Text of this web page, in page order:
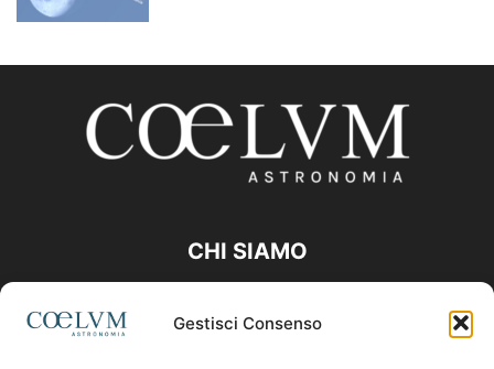
Gestisci Consenso
CHI SIAMO
Contattaci:coelumastro@coelum.com